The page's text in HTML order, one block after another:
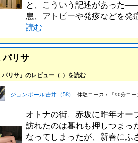
と、こういう記述があった
患、アトピーや発疹などを
読む
パリサ
パリサ」のレビュー（-）を読む
ジョンポール吉井（58） 体験コース：「90分コ
オトナの街、赤坂に昨年オー
訪れたのは暮れも押しつまっ
なってしまったが、新春にふ